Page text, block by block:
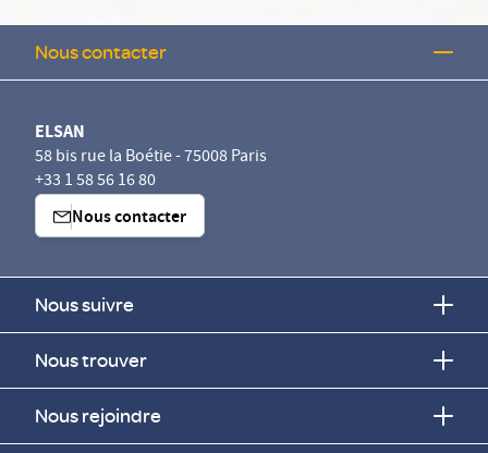
Nous contacter
ELSAN
58 bis rue la Boétie - 75008 Paris
+33 1 58 56 16 80
Nous contacter
Nous suivre
Nous trouver
Nous rejoindre